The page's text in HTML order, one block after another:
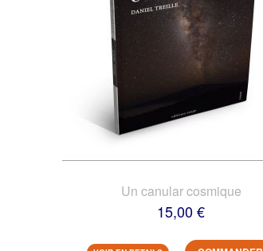
Un canular cosmique
15,00 €